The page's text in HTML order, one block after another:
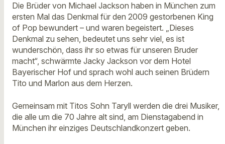
Die Brüder von Michael Jackson haben in München zum
ersten Mal das Denkmal für den 2009 gestorbenen King
of Pop bewundert – und waren begeistert. „Dieses
Denkmal zu sehen, bedeutet uns sehr viel, es ist
wunderschön, dass ihr so etwas für unseren Bruder
macht“, schwärmte Jacky Jackson vor dem Hotel
Bayerischer Hof und sprach wohl auch seinen Brüdern
Tito und Marlon aus dem Herzen.
Gemeinsam mit Titos Sohn Taryll werden die drei Musiker,
die alle um die 70 Jahre alt sind, am Dienstagabend in
München ihr einziges Deutschlandkonzert geben.